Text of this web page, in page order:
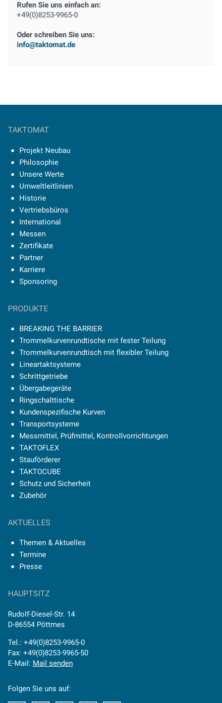
Rufen Sie uns einfach an:
+49(0)8253-9965-0
Oder schreiben Sie uns:
info@taktomat.de
TAKTOMAT
Projekt Neubau
Philosophie
Unsere Werte
Umweltleitlinien
Historie
Vertriebsbüros
International
Messen
Zertifikate
Partner
Karriere
Sponsoring
PRODUKTE
BREAKING THE BARRIER
Trommelkurvenrundtische mit fester Teilung
Trommelkurvenrundtisch mit flexibler Teilung
Lineartaktsysteme
Schrittgetriebe
Übergabegeräte
Ringschalttische
Kundenspezifische Kurven
Transportsysteme
Messmittel, Prüfmittel, Kontrollvorrichtungen
TAKTOFLEX
Stauförderer
TAKTOCUBE
Schutz und Sicherheit
Zubehör
AKTUELLES
Themen & Aktuelles
Termine
Presse
HAUPTSITZ
Rudolf-Diesel-Str. 14
D-86554 Pöttmes
Tel.: +49(0)8253-9965-0
Fax: +49(0)8253-9965-50
E-Mail: Mail senden
Folgen Sie uns auf: